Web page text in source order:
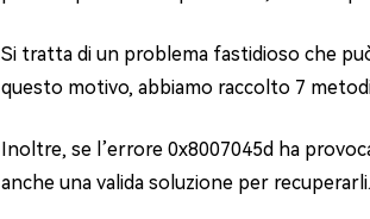
Windows 11 Upgrade Checker
Controllo gratuito dell'aggiornamento di Windows 11
Ripara i file PST/
Si tratta di un problema fastidioso che
questo motivo, abbiamo raccolto 7
Inoltre, se l’errore 0x8007045d ha
anche una valida soluzione per recuperarli.